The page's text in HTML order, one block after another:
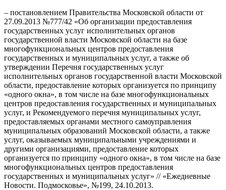
– постановлением Правительства Московской области от
27.09.2013 №777/42 «Об организации предоставления
государственных услуг исполнительных органов
государственной власти Московской области на базе
многофункциональных центров предоставления
государственных и муниципальных услуг, а также об
утверждении Перечня государственных услуг
исполнительных органов государственной власти Московской
области, предоставление которых организуется по принципу
«одного окна», в том числе на базе многофункциональных
центров предоставления государственных и муниципальных
услуг, и Рекомендуемого перечня муниципальных услуг,
предоставляемых органами местного самоуправления
муниципальных образований Московской области, а также
услуг, оказываемых муниципальными учреждениями и
другими организациями, предоставление которых
организуется по принципу «одного окна», в том числе на базе
многофункциональных центров предоставления
государственных и муниципальных услуг» // «Ежедневные
Новости. Подмосковье», №199, 24.10.2013.